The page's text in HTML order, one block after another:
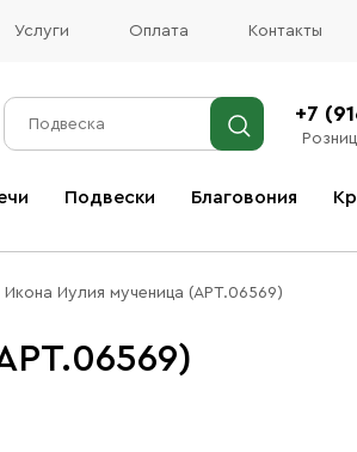
Услуги Оплата Контакты
+7
Подвески Благовония
Икона Иулия мученица (АРТ.06569)